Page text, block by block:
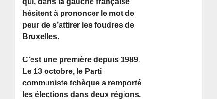
hésitent à prononcer le mot de
peur de s’attirer les foudres de
Bruxelles.
C’est une première depuis 1989.
Le 13 octobre, le Parti
communiste tchèque a remporté
les élections dans deux régions.